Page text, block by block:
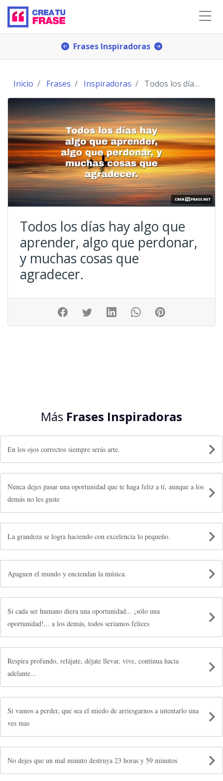
Frases Inspiradoras
Inicio Frases Inspiradoras Todos los días hay algo que aprender, algo que pe
Todos los días hay algo que
aprender, algo que perdonar,
y muchas cosas que
agradecer.
Más Frases Inspiradoras
En los ojos correctos siempre serás arte.
Nunca dejes pasar una oportunidad que te haga feliz a tí, aunque a los
demás no les guste
La grandeza se logra haciendo con excelencia lo pequeño.
Apaguen el mundo y enciendan la música.
Si cada ser humano diera una oportunidad... ¡sólo una
oportunidad!... a los demás, todos seríamos felices
Respira profundo, relájate, déjate llevar, vive, continua hacia
adelante...
Si vamos a perder, que sea el miedo de arriesgarnos a intentarlo una
ves mas
No dejes que un mal minuto destruya 23 horas y 59 minutos